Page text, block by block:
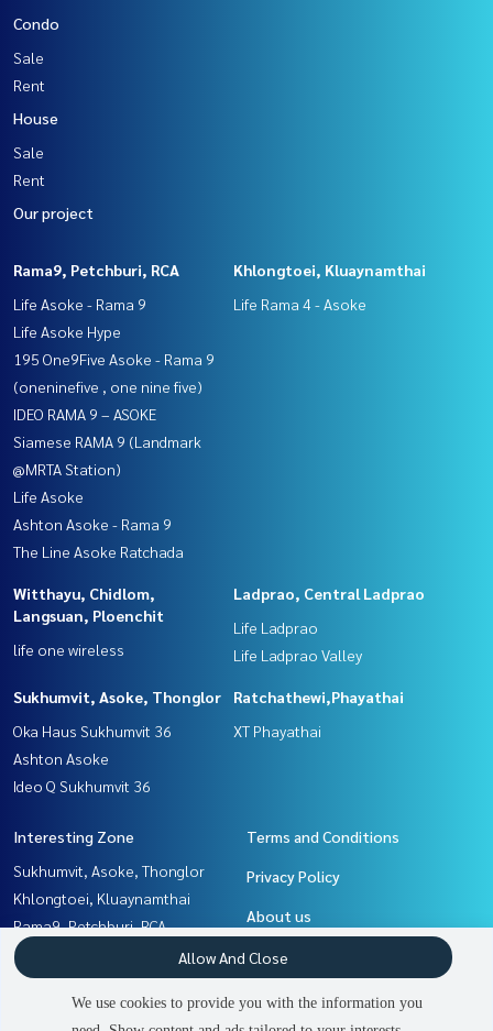
Condo
Sale
Rent
House
Sale
Rent
Our project
Rama9, Petchburi, RCA
Life Asoke - Rama 9
Life Asoke Hype
195 One9Five Asoke - Rama 9
(oneninefive , one nine five)
IDEO RAMA 9 – ASOKE
Siamese RAMA 9 (Landmark
@MRTA Station)
Life Asoke
Ashton Asoke - Rama 9
The Line Asoke Ratchada
Khlongtoei, Kluaynamthai
Life Rama 4 - Asoke
Witthayu, Chidlom,
Langsuan, Ploenchit
life one wireless
Ladprao, Central Ladprao
Life Ladprao
Life Ladprao Valley
Sukhumvit, Asoke, Thonglor
Oka Haus Sukhumvit 36
Ashton Asoke
Ideo Q Sukhumvit 36
Ratchathewi,Phayathai
XT Phayathai
Interesting Zone
Sukhumvit, Asoke, Thonglor
Khlongtoei, Kluaynamthai
Rama9, Petchburi, RCA
Ratchathewi,Phayathai
Witthayu, Chidlom, Langsuan,
Ploenchit
Terms and Conditions
Privacy Policy
About us
How to sale-rent
Contact
We use cookies to provide you with the information you
Allow And Close